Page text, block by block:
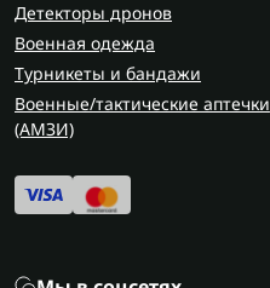
Детекторы дронов
Военная одежда
Турникеты и бандажи
Военные/тактические аптечки
(AMЗИ)